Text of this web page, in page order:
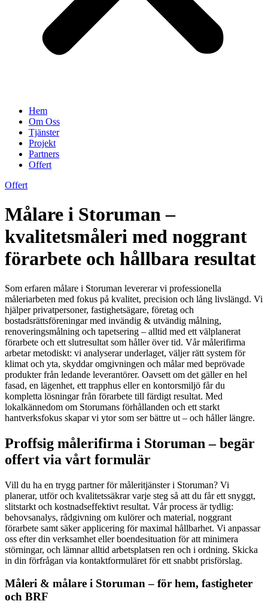
Hem
Om Oss
Tjänster
Projekt
Partners
Offert
Offert
Målare i Storuman –
kvalitetsmåleri med noggrant
förarbete och hållbara resultat
Som erfaren målare i Storuman levererar vi professionella
måleriarbeten med fokus på kvalitet, precision och lång livslängd. Vi
hjälper privatpersoner, fastighetsägare, företag och
bostadsrättsföreningar med invändig & utvändig målning,
renoveringsmålning och tapetsering – alltid med ett välplanerat
förarbete och ett slutresultat som håller över tid. Vår målerifirma
arbetar metodiskt: vi analyserar underlaget, väljer rätt system för
klimat och yta, skyddar omgivningen och målar med beprövade
produkter från ledande leverantörer. Oavsett om det gäller en hel
fasad, en lägenhet, ett trapphus eller en kontorsmiljö får du
kompletta lösningar från förarbete till färdigt resultat. Med
lokalkännedom om Storumans förhållanden och ett starkt
hantverksfokus skapar vi ytor som ser bättre ut – och håller längre.
Proffsig målerifirma i Storuman – begär
offert via vårt formulär
Vill du ha en trygg partner för måleritjänster i Storuman? Vi
planerar, utför och kvalitetssäkrar varje steg så att du får ett snyggt,
slitstarkt och kostnadseffektivt resultat. Vår process är tydlig:
behovsanalys, rådgivning om kulörer och material, noggrant
förarbete samt säker applicering för maximal hållbarhet. Vi anpassar
oss efter din verksamhet eller boendesituation för att minimera
störningar, och lämnar alltid arbetsplatsen ren och i ordning. Skicka
in din förfrågan via kontaktformuläret för ett snabbt prisförslag.
Måleri & målare i Storuman – för hem, fastigheter
och BRF